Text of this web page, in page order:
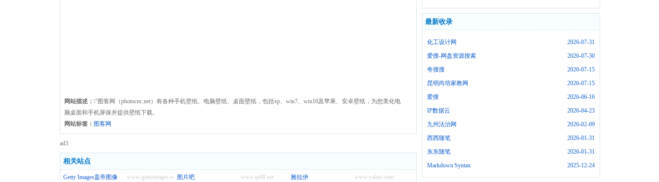
网站描述： \"图客网（photocnc.net）有各种手机壁纸、电脑壁纸、桌面壁纸，包括xp、win7、win10及苹果、安卓壁纸，为您美化电
脑桌面和手机屏保并提供壁纸下载。
网站标签： 图客网
ad3
相关站点
www.gettyimages.com
Getty Images盖帝图像 www.tp88.net
图片吧 www.yalayi.com
雅拉伊
最新收录
2026-07-31
化工设计网
2026-07-30
爱搜-网盘资源搜索
2026-07-15
夸搜搜
2026-07-15
昆明尚培家教网
2026-06-16
爱搜
2026-04-23
IP数据云
2026-02-09
九州法治网
2026-01-31
西西随笔
2026-01-31
东东随笔
2025-12-24
Markdown Syntax